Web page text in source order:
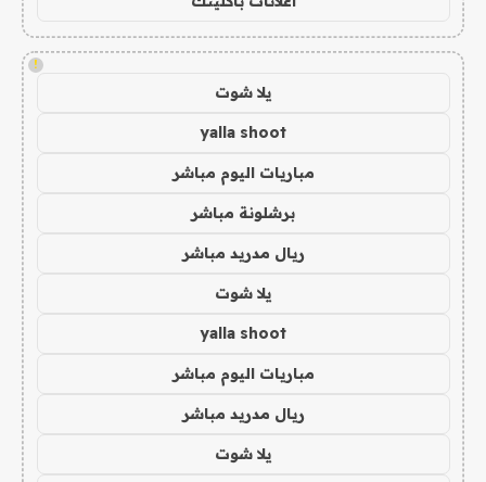
!
يلا شوت
yalla shoot
مباريات اليوم مباشر
برشلونة مباشر
ريال مدريد مباشر
يلا شوت
yalla shoot
مباريات اليوم مباشر
ريال مدريد مباشر
يلا شوت